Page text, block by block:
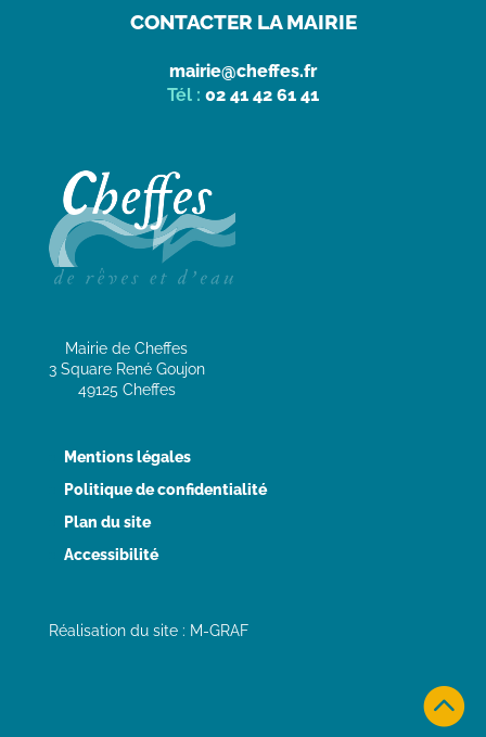
CONTACTER LA MAIRIE
mairie@cheffes.fr
Tél : 02 41 42 61 41

Mairie de Cheffes
3 Square René Goujon
49125 Cheffes
Mentions légales
Politique de confidentialité
Plan du site
Accessibilité
Réalisation du site : M-GRAF